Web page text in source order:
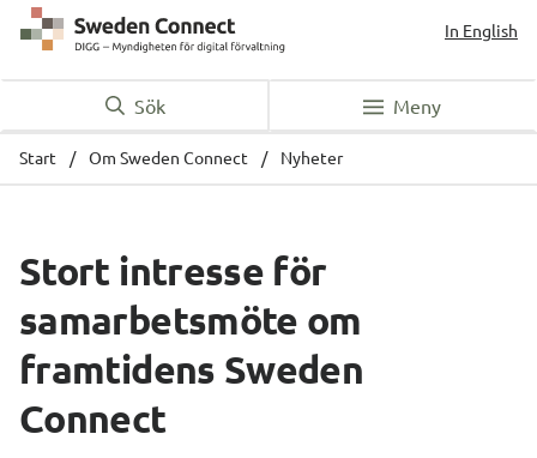
In English
Sök Meny
Start / Om Sweden Connect / Nyheter
Stort intresse för
samarbetsmöte om
framtidens Sweden
Connect